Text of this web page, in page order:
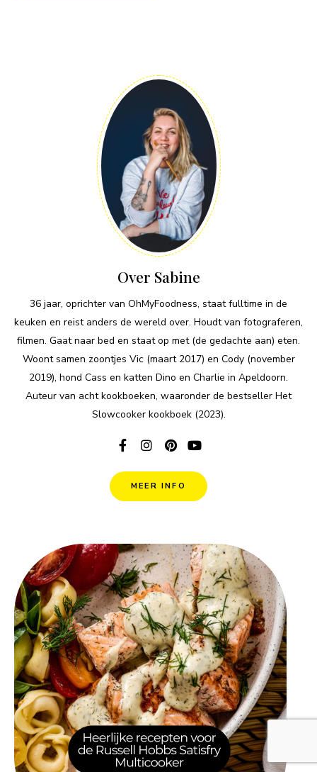
Over Sabine
36 jaar, oprichter van OhMyFoodness, staat fulltime in de
keuken en reist anders de wereld over. Houdt van fotograferen,
filmen. Gaat naar bed en staat op met (de gedachte aan) eten.
Woont samen zoontjes Vic (maart 2017) en Cody (november
2019), hond Cass en katten Dino en Charlie in Apeldoorn.
Auteur van acht kookboeken, waaronder de bestseller Het
Slowcooker kookboek (2023).
MEER INFO